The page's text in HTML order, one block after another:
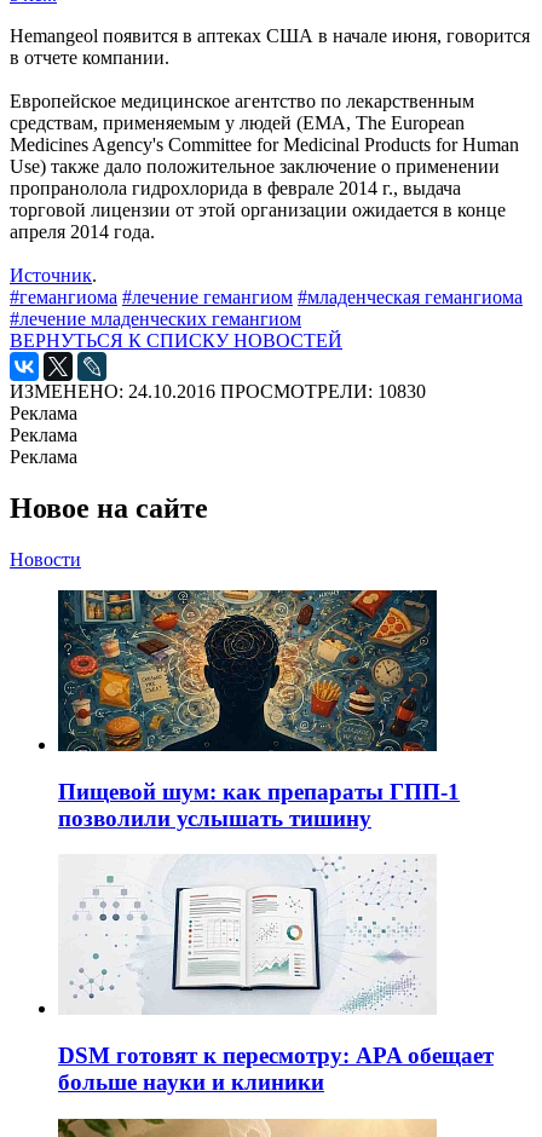
Hemangeol появится в аптеках США в начале июня, говорится
в отчете компании.
Европейское медицинское агентство по лекарственным
средствам, применяемым у людей (EMA, The European
Medicines Agency's Committee for Medicinal Products for Human
Use) также дало положительное заключение о применении
пропранолола гидрохлорида в феврале 2014 г., выдача
торговой лицензии от этой организации ожидается в конце
апреля 2014 года.
Источник.
#гемангиома #лечение гемангиом #младенческая гемангиома
#лечение младенческих гемангиом
ВЕРНУТЬСЯ К СПИСКУ НОВОСТЕЙ
ИЗМЕНЕНО: 24.10.2016 ПРОСМОТРЕЛИ: 10830
Реклама
Реклама
Реклама
Новое на сайте
Новости
Пищевой шум: как препараты ГПП-1
позволили услышать тишину
DSM готовят к пересмотру: APA обещает
больше науки и клиники